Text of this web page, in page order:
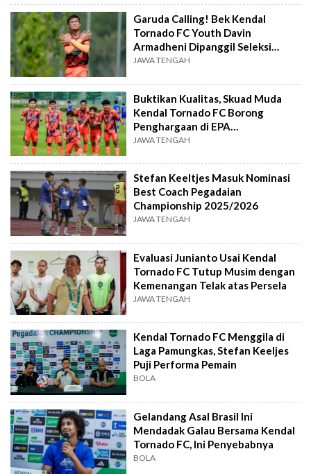
Garuda Calling! Bek Kendal
Tornado FC Youth Davin
Armadheni Dipanggil Seleksi
Timnas U-20
JAWA TENGAH
Buktikan Kualitas, Skuad Muda
Kendal Tornado FC Borong
Penghargaan di EPA
Championship
JAWA TENGAH
Stefan Keeltjes Masuk Nominasi
Best Coach Pegadaian
Championship 2025/2026
JAWA TENGAH
Evaluasi Junianto Usai Kendal
Tornado FC Tutup Musim dengan
Kemenangan Telak atas Persela
JAWA TENGAH
Kendal Tornado FC Menggila di
Laga Pamungkas, Stefan Keeljes
Puji Performa Pemain
BOLA
Gelandang Asal Brasil Ini
Mendadak Galau Bersama Kendal
Tornado FC, Ini Penyebabnya
BOLA